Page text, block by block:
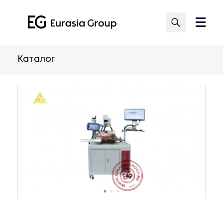
Каталог